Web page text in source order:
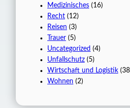
Medizinisches (16)
Recht (12)
Reisen (3)
Trauer (5)
Uncategorized (4)
Unfallschutz (5)
Wirtschaft und Logistik
Wohnen (2)